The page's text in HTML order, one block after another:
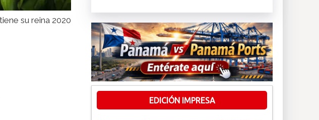
su reina 2020
EDICIÓN IMPRESA